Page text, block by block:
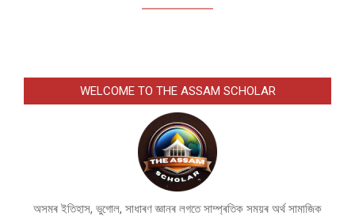
WELCOME TO THE ASSAM SCHOLAR
অসমৰ ইতিহাস, ভুগোল, সাধাৰণ জ্ঞানৰ লগতে সাম্প্ৰতিক সময়ৰ অৰ্থ সামাজিক